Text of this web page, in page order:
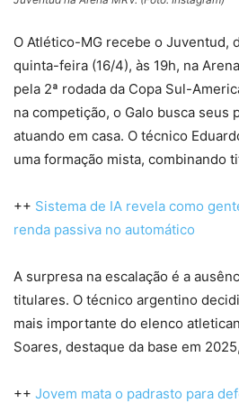
O Atlético-MG recebe o Juventud,
quinta-feira (16/4), às 19h, na
pela 2ª rodada da Copa Sul-
na competição, o Galo busca seus
atuando em casa. O técnico
uma formação mista, combinando
++ Sistema de IA revela como
renda passiva no automático
A surpresa na escalação é a
titulares. O técnico argentino
mais importante do elenco
Soares, destaque da base em
++ Jovem mata o padrasto para